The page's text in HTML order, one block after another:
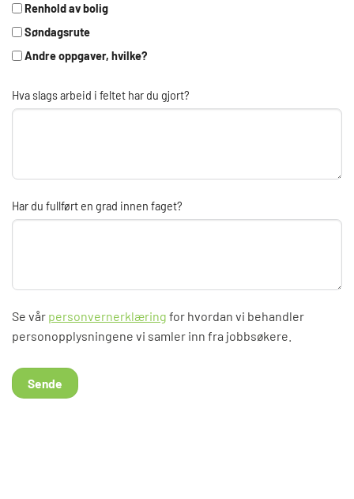
Renhold av bolig
Søndagsrute
Andre oppgaver, hvilke?
Hva slags arbeid i feltet har du gjort?
Har du fullført en grad innen faget?
Se vår personvernerklæring for hvordan vi behandler
personopplysningene vi samler inn fra jobbsøkere.
Sende